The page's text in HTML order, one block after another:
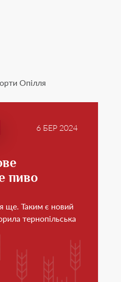
Опілля
6 БЕР 2024
пиво
ще. Таким є новий
тернопільська